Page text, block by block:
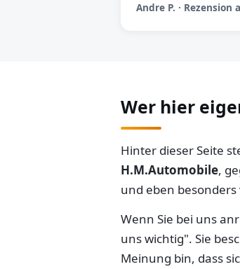
Andre P. · Rezension
Wer hier
Hinter dieser Seite
H.M.Automobile,
und eben
Wenn Sie bei uns
uns wichtig". Sie
Meinung bin, dass